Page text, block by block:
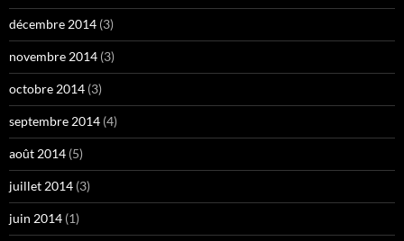
décembre 2014 (3)
novembre 2014 (3)
octobre 2014 (3)
septembre 2014 (4)
août 2014 (5)
juillet 2014 (3)
juin 2014 (1)